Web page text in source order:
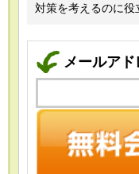
対策を考えるのに役
メールア